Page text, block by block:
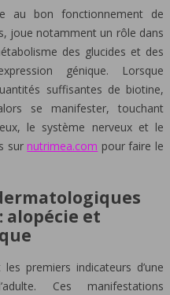
au bon fonctionnement de
joue notamment un rôle dans
des glucides et des
génique. Lorsque
suffisantes de biotine,
se manifester, touchant
le système nerveux et le
surnutrimea.com pour faire le
alopécie et
premiers indicateurs d’une
Ces manifestations